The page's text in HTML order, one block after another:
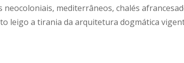
mediterrâneos, chalés
leigo a tirania da arquitetura dogmática